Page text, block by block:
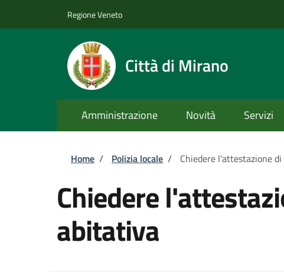
Regione Veneto
Città di Mirano
Amministrazione Novità Servizi
Briciole di pane
Home / Polizia locale / Chiedere l'attestazione
Chiedere
abitativa